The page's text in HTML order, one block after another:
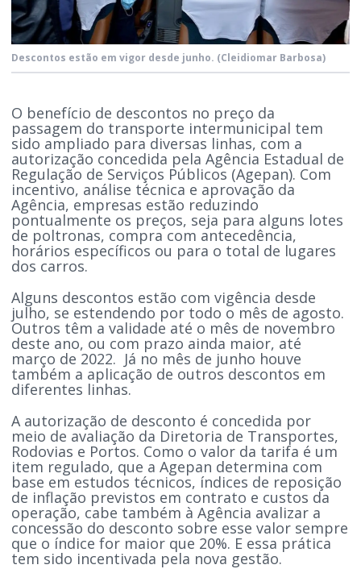
Descontos estão em vigor desde junho. (Cleidiomar Barbosa)
O benefício de descontos no preço da
passagem do transporte intermunicipal tem
sido ampliado para diversas linhas, com a
autorização concedida pela Agência Estadual de
Regulação de Serviços Públicos (Agepan). Com
incentivo, análise técnica e aprovação da
Agência, empresas estão reduzindo
pontualmente os preços, seja para alguns lotes
de poltronas, compra com antecedência,
horários específicos ou para o total de lugares
dos carros.
Alguns descontos estão com vigência desde
julho, se estendendo por todo o mês de agosto.
Outros têm a validade até o mês de novembro
deste ano, ou com prazo ainda maior, até
março de 2022. Já no mês de junho houve
também a aplicação de outros descontos em
diferentes linhas.
A autorização de desconto é concedida por
meio de avaliação da Diretoria de Transportes,
Rodovias e Portos. Como o valor da tarifa é um
item regulado, que a Agepan determina com
base em estudos técnicos, índices de reposição
de inflação previstos em contrato e custos da
operação, cabe também à Agência avalizar a
concessão do desconto sobre esse valor sempre
que o índice for maior que 20%. E essa prática
tem sido incentivada pela nova gestão.